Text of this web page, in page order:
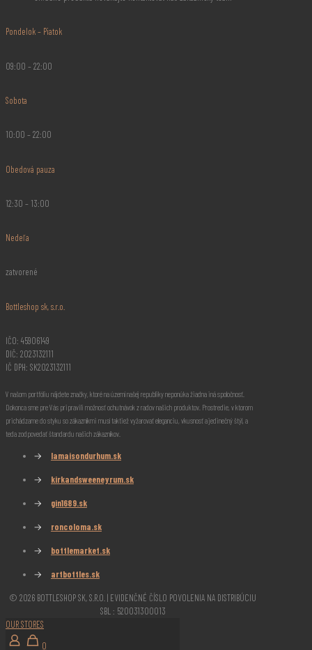
Pondelok – Piatok
09:00 – 22:00
Sobota
10:00 – 22:00
Obedová pauza
12:30 – 13:00
Nedeľa
zatvorené
Bottleshop sk, s.r.o.
IČO: 45906149
DIČ: 2023132111
IČ DPH: SK2023132111
V našom portfóliu nájdete značky, ktoré na území našej republiky neponúka žiadna iná spoločnosť.
Dokonca sme pre Vás pripravili možnosť ochutnávok z radov našich produktov. Prostredie, v ktorom
prichádzame do styku so zákazníkmi musí taktiež vyžarovať eleganciu, vkusnosť a jedinečný štýl, a
teda zodpovedať štandardu našich zákazníkov.
→ lamaisondurhum.sk
→ kirkandsweeneyrum.sk
→ gin1689.sk
→ roncoloma.sk
→ bottlemarket.sk
→ artbottles.sk
© 2026 BOTTLESHOP SK, S.R.O. | EVIDENČNÉ ČÍSLO POVOLENIA NA DISTRIBÚCIU
SBL : 520031300013
OUR STORES
0